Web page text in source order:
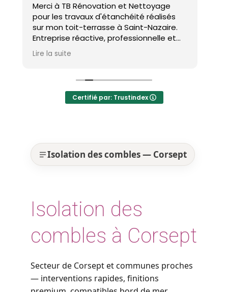
Merci à TB Rénovation et Nettoyage
pour les travaux d'étanchéité réalisés
sur mon toit-terrasse à Saint-Nazaire.
Entreprise réactive, professionnelle et
agréable. Le travail a été réalisé avec
soin et dans les délais. Je recommande
Lire la suite
Certifié par: Trustindex
Isolation des combles — Corsept
Isolation des
combles à Corsept
Secteur de Corsept et communes proches
— interventions rapides, finitions